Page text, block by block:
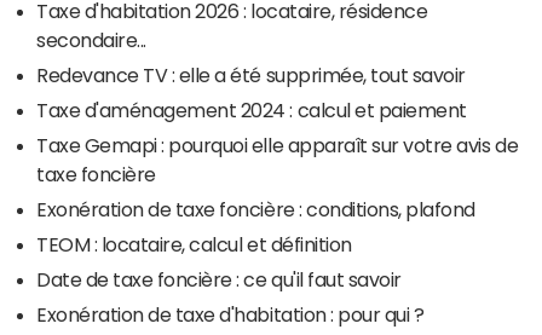
Taxe d'habitation 2026 : locataire, résidence
secondaire...
Redevance TV : elle a été supprimée, tout savoir
Taxe d'aménagement 2024 : calcul et paiement
Taxe Gemapi : pourquoi elle apparaît sur votre avis de
taxe foncière
Exonération de taxe foncière : conditions, plafond
TEOM : locataire, calcul et définition
Date de taxe foncière : ce qu'il faut savoir
Exonération de taxe d'habitation : pour qui ?